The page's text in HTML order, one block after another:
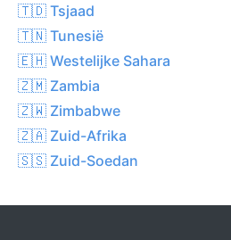
🇹🇩 Tsjaad
🇹🇳 Tunesië
🇪🇭 Westelijke Sahara
🇿🇲 Zambia
🇿🇼 Zimbabwe
🇿🇦 Zuid-Afrika
🇸🇸 Zuid-Soedan